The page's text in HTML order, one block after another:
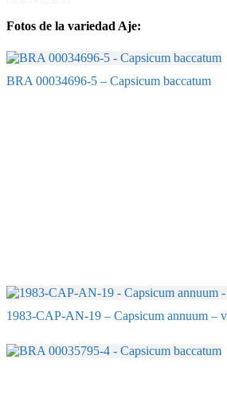
Fotos de la variedad Aje:
BRA 00034696-5 – Capsicum baccatum
1983-CAP-AN-19 – Capsicum annuum –